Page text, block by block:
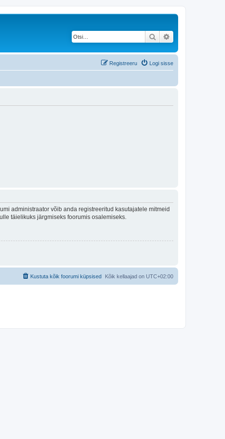
Otsi
Logi sisse
Registreeru
administraator võib anda registreeritud kasutajatele mitmeid
täielikuks järgmiseks foorumis osalemiseks.
Kõik kellaajad on UTC+02:00
Kustuta kõik foorumi küpsised